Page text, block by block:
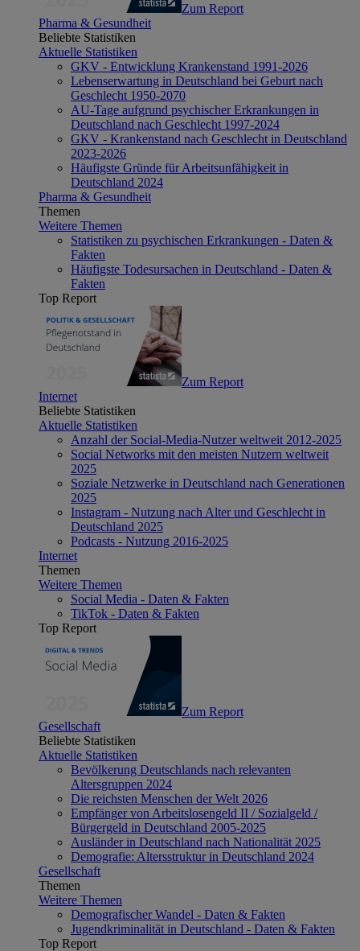
Zum Report
Pharma & Gesundheit
Beliebte Statistiken
Aktuelle Statistiken
GKV - Entwicklung Krankenstand 1991-2026
Lebenserwartung in Deutschland bei Geburt nach
Geschlecht 1950-2070
AU-Tage aufgrund psychischer Erkrankungen in
Deutschland nach Geschlecht 1997-2024
GKV - Krankenstand nach Geschlecht in Deutschland
2023-2026
Häufigste Gründe für Arbeitsunfähigkeit in
Deutschland 2024
Pharma & Gesundheit
Themen
Weitere Themen
Statistiken zu psychischen Erkrankungen - Daten &
Fakten
Häufigste Todesursachen in Deutschland - Daten &
Fakten
Top Report
Zum Report
Internet
Beliebte Statistiken
Aktuelle Statistiken
Anzahl der Social-Media-Nutzer weltweit 2012-2025
Social Networks mit den meisten Nutzern weltweit
2025
Soziale Netzwerke in Deutschland nach Generationen
2025
Instagram - Nutzung nach Alter und Geschlecht in
Deutschland 2025
Podcasts - Nutzung 2016-2025
Internet
Themen
Weitere Themen
Social Media - Daten & Fakten
TikTok - Daten & Fakten
Top Report
Zum Report
Gesellschaft
Beliebte Statistiken
Aktuelle Statistiken
Bevölkerung Deutschlands nach relevanten
Altersgruppen 2024
Die reichsten Menschen der Welt 2026
Empfänger von Arbeitslosengeld II / Sozialgeld /
Bürgergeld in Deutschland 2005-2025
Ausländer in Deutschland nach Nationalität 2025
Demografie: Altersstruktur in Deutschland 2024
Gesellschaft
Themen
Weitere Themen
Demografischer Wandel - Daten & Fakten
Jugendkriminalität in Deutschland - Daten & Fakten
Top Report